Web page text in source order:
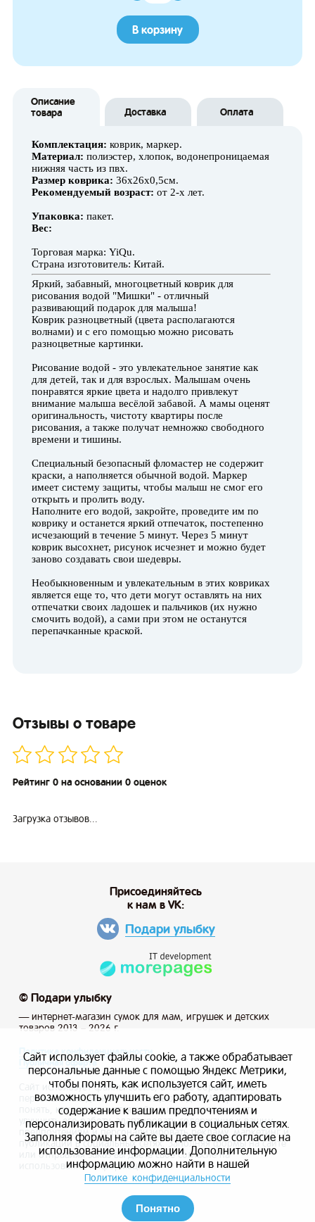
В корзину
Описание
товара
Доставка Оплата
Комплектация: коврик, маркер.
Материал: полиэстер, хлопок, водонепроницаемая
нижняя часть из пвх.
Размер коврика: 36х26х0,5см.
Рекомендуемый возраст: от 2-х лет.
Упаковка: пакет.
Вес:
Торговая марка: YiQu.
Страна изготовитель: Китай.
Яркий, забавный, многоцветный коврик для
рисования водой "Мишки" - отличный
развивающий подарок для малыша!
Коврик разноцветный (цвета располагаются
волнами) и с его помощью можно рисовать
разноцветные картинки.
Рисование водой - это увлекательное занятие как
для детей, так и для взрослых. Малышам очень
понравятся яркие цвета и надолго привлекут
внимание малыша весёлой забавой. А мамы оценят
оригинальность, чистоту квартиры после
рисования, а также получат немножко свободного
времени и тишины.
Специальный безопасный фломастер не содержит
краски, а наполняется обычной водой. Маркер
имеет систему защиты, чтобы малыш не смог его
открыть и пролить воду.
Наполните его водой, закройте, проведите им по
коврику и останется яркий отпечаток, постепенно
исчезающий в течение 5 минут. Через 5 минут
коврик высохнет, рисунок исчезнет и можно будет
заново создавать свои шедевры.
Необыкновенным и увлекательным в этих ковриках
является еще то, что дети могут оставлять на них
отпечатки своих ладошек и пальчиков (их нужно
смочить водой), а сами при этом не останутся
перепачканные краской.
Отзывы о товаре
Рейтинг 0 на основании 0 оценок
Загрузка отзывов...
© Подари улыбку
— интернет-магазин сумок для мам, игрушек и детских
товаров 2013 – 2026 г.
Присоединяйтесь
к нам в VK:
Подари улыбку
Политика конфиденциальности
Публичная оферта
Сайт использует файлы cookie, а также обрабатывает
персональные данные с помощью Яндекс Метрики, чтобы
понять, как используется сайт, и иметь возможность
улучшить его работу, адаптировать содержание к вашим
предпочтениям и персонализировать рекламу, маркетинг и
публикации в социальных сетях. Заполняя формы на сайте
или отправляя заказ вы даете свое согласие на
использование информации.
Сайт использует файлы cookie, а также обрабатывает
персональные данные с помощью Яндекс Метрики,
чтобы понять, как используется сайт, иметь
возможность улучшить его работу, адаптировать
содержание к вашим предпочтениям и
персонализировать публикации в социальных сетях.
Заполняя формы на сайте вы даете свое согласие на
использование информации. Дополнительную
информацию можно найти в нашей
Политике конфиденциальности
Понятно